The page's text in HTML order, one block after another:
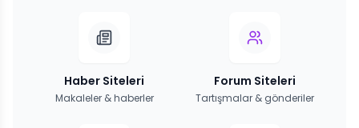
Haber Siteleri
Makaleler & haberler
Forum Siteleri
Tartışmalar & gönderiler